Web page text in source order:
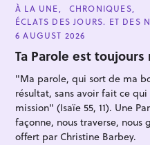
C
A
T
E
O
R
E
À LA UNE
CHRONIQUES
ÉCLATS DES JOURS. ET DES
6 AUGUST 2026
Ta Parole est
"Ma parole, qui sort de ma
résultat, sans avoir fait ce
mission" (Isaïe 55, 11). Une
façonne, nous traverse,
offert par Christine Barbey.